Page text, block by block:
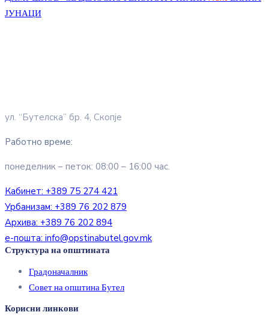
ЈУНАЦИ
ул. “Бутелска” бр. 4, Скопје
Работно време:
понеделник – петок: 08:00 – 16:00 час.
Кабинет: +389 75 274 421
Урбанизам: +389 76 202 879
Архива: +389 76 202 894
е-пошта: info@opstinabutel.gov.mk
Структура на општината
Градоначалник
Совет на општина Бутел
Корисни линкови